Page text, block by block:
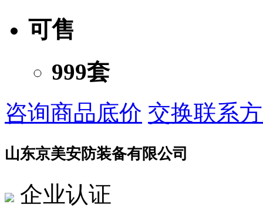
可售
999套
咨询商品底价 交换联系
山东京美安防装备有限公司
企业认证